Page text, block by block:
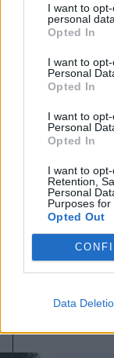
I want to
personal data.
Opted In
I want to
Personal
Opted In
I want to
Personal
Opted In
I want to
Retention,
Personal
Purposes for
Opted Out
Data
2026.
borult fel